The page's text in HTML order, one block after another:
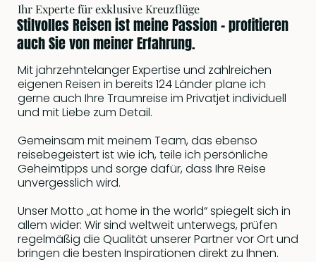
Ihr Experte für exklusive Kreuzflüge
Stilvolles Reisen ist meine Passion – profitieren
auch Sie von meiner Erfahrung.
Mit jahrzehntelanger Expertise und zahlreichen
eigenen Reisen in bereits 124 Länder plane ich
gerne auch Ihre Traumreise im Privatjet individuell
und mit Liebe zum Detail.
Gemeinsam mit meinem Team, das ebenso
reisebegeistert ist wie ich, teile ich persönliche
Geheimtipps und sorge dafür, dass Ihre Reise
unvergesslich wird.
Unser Motto „at home in the world“ spiegelt sich in
allem wider: Wir sind weltweit unterwegs, prüfen
regelmäßig die Qualität unserer Partner vor Ort und
bringen die besten Inspirationen direkt zu Ihnen.